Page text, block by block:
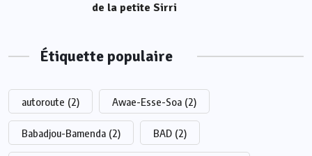
de la petite Sirri
Étiquette populaire
autoroute (2) Awae-Esse-Soa (2)
Babadjou-Bamenda (2) BAD (2)